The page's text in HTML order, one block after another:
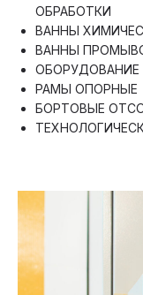
ОБРАБОТКИ
ВАННЫ
ВАННЫ
ОБОРУДОВАНИЕ
РАМЫ ОПОРНЫЕ
БОРТОВЫЕ